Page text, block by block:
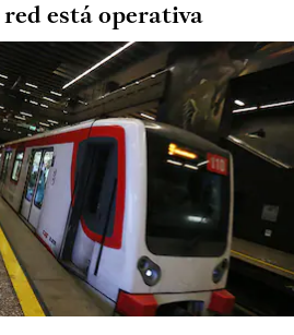
está operativa